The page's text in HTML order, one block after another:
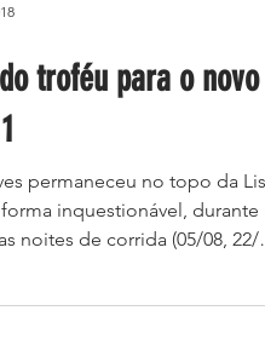
troféu para o novo
permaneceu no topo da
inquestionável, durante
noites de corrida (05/08, 22/